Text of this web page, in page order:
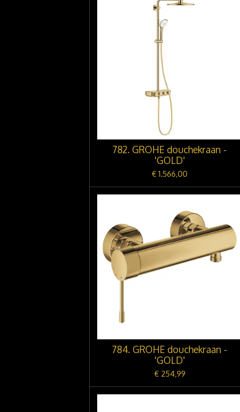
782. GROHE douchekraan -
'GOLD'
€ 1.566,00
784. GROHE douchekraan -
'GOLD'
€ 254,99